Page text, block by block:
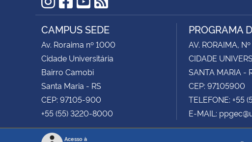
Instagram
Facebook
YouTube
RSS
CAMPUS SEDE
Av. Roraima nº 1000
Cidade Universitária
Bairro Camobi
Santa Maria - RS
CEP: 97105-900
+55 (55) 3220-8000
PROGRAMA
AV. RORAIMA,
CIDADE
SANTA MARIA -
CEP: 97105900
TELEFONE: +55
E-MAIL:
Acesso à